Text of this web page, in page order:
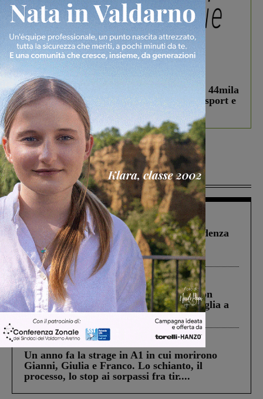
In vetrina 3 Agosto 2026
Estra Notizie agosto: Smart Cities, oltre 44mila
studenti coinvolti, torna il bando per lo sport e
debutta il podcast Estrair
Più lette
Figline Incisa Valdarno 1 Agosto 2026
Piscina di Figline finanziata oltre la scadenza
Pnrr, il gruppo di Fratelli d’Italia: “Un
ringraziamento al Governo”
Cronaca 3 Agosto 2026
Scomparso da una struttura di Castiglion
Fiorentino l’uomo che aveva ucciso la figlia a
Levane nel 2020
Cronaca 4 Agosto 2026
Un anno fa la strage in A1 in cui morirono
Gianni, Giulia e Franco. Lo schianto, il
processo, lo stop ai sorpassi fra tir....